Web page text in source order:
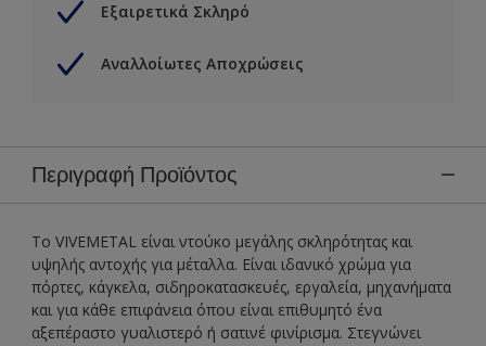
Εξαιρετικά Σκληρό
Αναλλοίωτες Αποχρώσεις
Περιγραφή Προϊόντος
Το VIVEMETAL είναι ντούκο μεγάλης σκληρότητας και
υψηλής αντοχής για μέταλλα. Είναι ιδανικό χρώμα για
πόρτες, κάγκελα, σιδηροκατασκευές, εργαλεία, μηχανήματα
και για κάθε επιφάνεια όπου είναι επιθυμητό ένα
αξεπέραστο γυαλιστερό ή σατινέ φινίρισμα. Στεγνώνει